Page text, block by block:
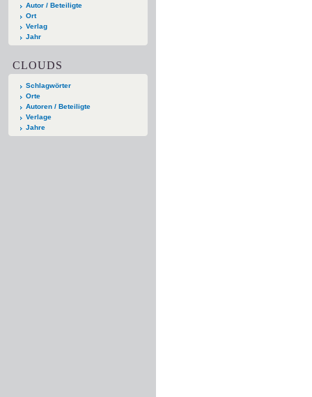
Autor / Beteiligte
Ort
Verlag
Jahr
CLOUDS
Schlagwörter
Orte
Autoren / Beteiligte
Verlage
Jahre